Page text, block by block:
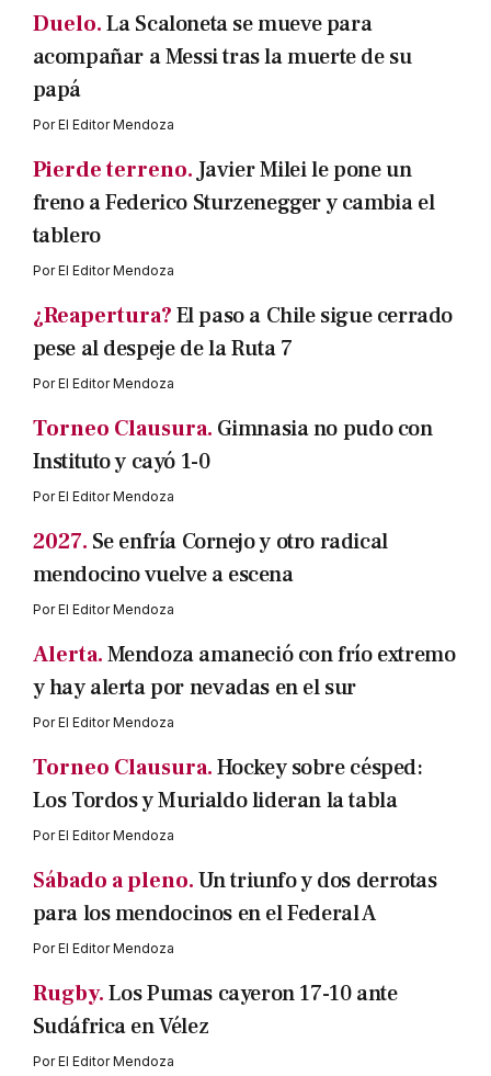
Duelo.La Scaloneta se mueve para
acompañar a Messi tras la muerte de su
papá
PorEl Editor Mendoza
Pierde terreno. Javier Milei le pone un
freno a Federico Sturzenegger y cambia el
tablero
PorEl Editor Mendoza
¿Reapertura?El paso a Chile sigue cerrado
pese al despeje de la Ruta 7
PorEl Editor Mendoza
Torneo Clausura. Gimnasia no pudo con
Instituto y cayó 1-0
PorEl Editor Mendoza
2027. Se enfría Cornejo y otro radical
mendocino vuelve a escena
PorEl Editor Mendoza
Alerta.Mendoza amaneció con frío extremo
y hay alerta por nevadas en el sur
PorEl Editor Mendoza
Torneo Clausura.Hockey sobre césped:
Los Tordos y Murialdo lideran la tabla
PorEl Editor Mendoza
Sábado a pleno.Un triunfo y dos derrotas
para los mendocinos en el Federal A
PorEl Editor Mendoza
Rugby.Los Pumas cayeron 17-10 ante
Sudáfrica en Vélez
PorEl Editor Mendoza